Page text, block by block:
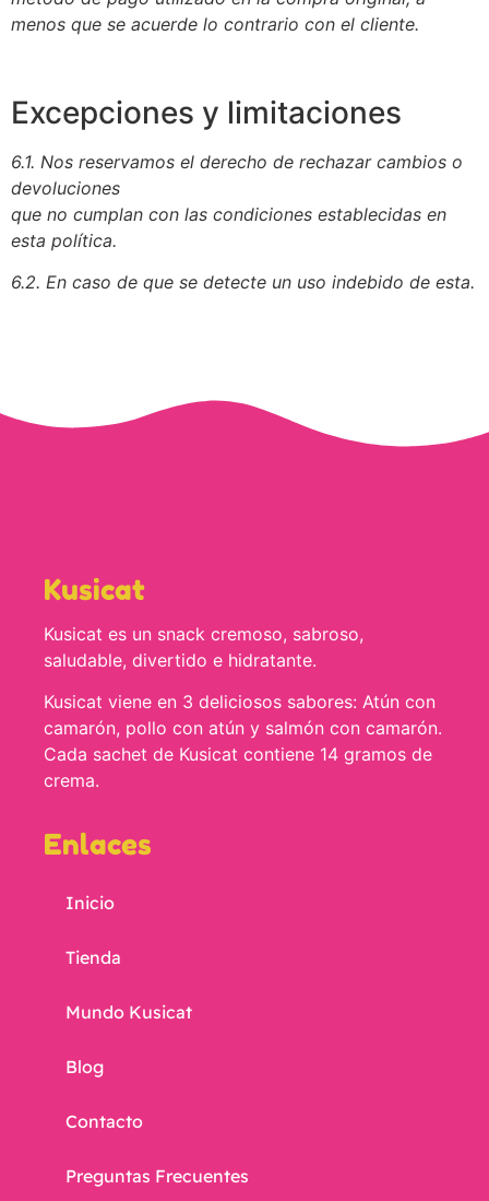
menos que se acuerde lo contrario con el cliente.
Excepciones y limitaciones
6.1. Nos reservamos el derecho de rechazar cambios o
devoluciones
que no cumplan con las condiciones establecidas en
esta política.
6.2. En caso de que se detecte un uso indebido de esta.
Kusicat
Kusicat es un snack cremoso, sabroso,
saludable, divertido e hidratante.
Kusicat viene en 3 deliciosos sabores: Atún con
camarón, pollo con atún y salmón con camarón.
Cada sachet de Kusicat contiene 14 gramos de
crema.
Enlaces
Inicio
Tienda
Mundo Kusicat
Blog
Contacto
Preguntas Frecuentes